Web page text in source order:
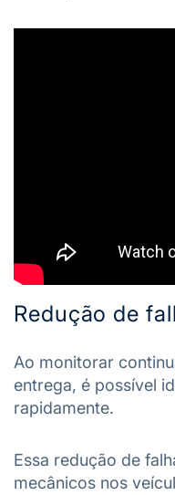
Redução de
Ao monitorar
entrega, é possível
rapidamente.
Essa redução de
mecânicos nos